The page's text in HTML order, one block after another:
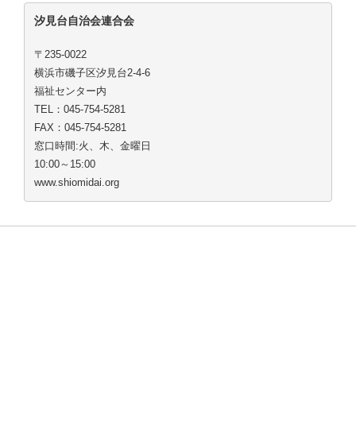
汐見台自治会連合会
〒235-0022
横浜市磯子区汐見台2-4-6
福祉センター内
TEL：045-754-5281
FAX：045-754-5281
窓口時間:火、木、金曜日
10:00～15:00
www.shiomidai.org